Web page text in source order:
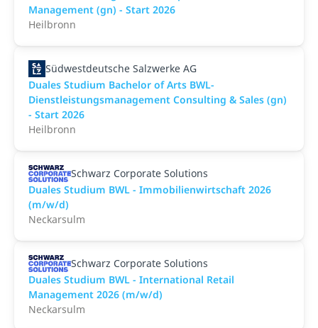
Management (gn) - Start 2026
Heilbronn
Südwestdeutsche Salzwerke AG
Duales Studium Bachelor of Arts BWL-
Dienstleistungsmanagement Consulting & Sales (gn)
- Start 2026
Heilbronn
Schwarz Corporate Solutions
Duales Studium BWL - Immobilienwirtschaft 2026
(m/w/d)
Neckarsulm
Schwarz Corporate Solutions
Duales Studium BWL - International Retail
Management 2026 (m/w/d)
Neckarsulm